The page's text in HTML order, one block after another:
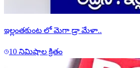
ఇల్లంతకుంట లో మెగా డ్రా మేళా..
10 నిమిషాల క్రితం